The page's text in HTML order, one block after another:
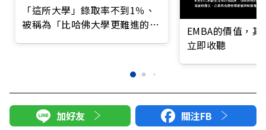
「這所大學」錄取率不到1％、
被稱為「比哈佛大學更難進的大
EMBA的價值，
立即收聽
加好友 關注FB